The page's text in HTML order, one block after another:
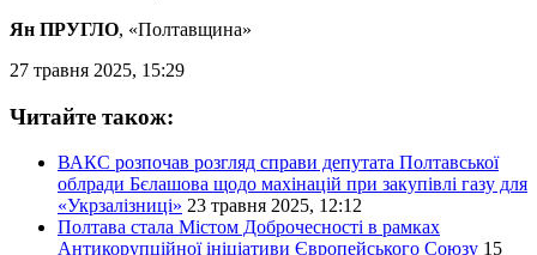
Ян ПРУГЛО, «Полтавщина»
27 травня 2025, 15:29
Читайте також:
ВАКС розпочав розгляд справи депутата Полтавської
облради Бєлашова щодо махінацій при закупівлі газу для
«Укрзалізниці» 23 травня 2025, 12:12
Полтава стала Містом Доброчесності в рамках
Антикорупційної ініціативи Європейського Союзу 15